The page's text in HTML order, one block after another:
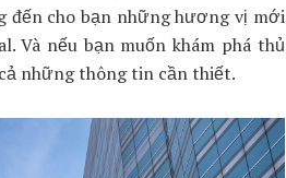
đến cho bạn những hương vị mới
Và nếu bạn muốn khám phá thủ
những thông tin cần thiết.